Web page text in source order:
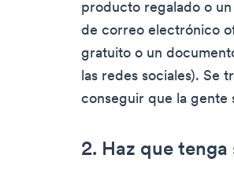
producto regalado o
de correo electrónico
gratuito o un
las redes sociales). Se
conseguir que la gente
2. Haz que tenga